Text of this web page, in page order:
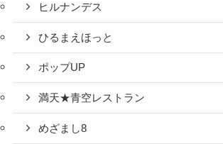
ヒルナンデス
ひるまえほっと
ポップUP
満天★青空レストラン
めざまし8